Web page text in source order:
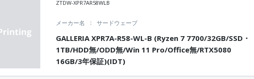
ZTDW-XPR7AR58WLB
GALLERIA XPR7A-R58-WL-B (Ryzen 7 7700/32GB/SSD・
1TB/HDD無/ODD無/Win 11 Pro/Office無/RTX5080
16GB/3年保証)(IDT)
メーカー名 サードウェーブ